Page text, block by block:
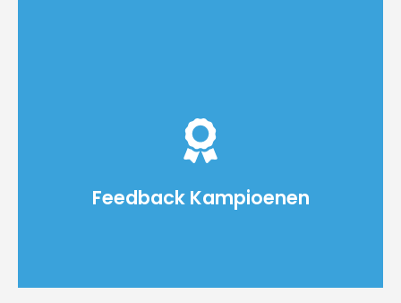
Feedback Kampioenen
Codam-studenten delen kennis,
beoordelen code en groeien door